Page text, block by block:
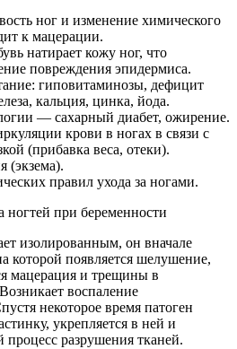
ног и изменение химического
к мацерации.
натирает кожу ног, что
повреждения эпидермиса.
гиповитаминозы, дефицит
кальция, цинка, йода.
— сахарный диабет, ожирение.
крови в ногах в связи с
(прибавка веса, отеки).
(экзема).
правил ухода за ногами.
изолированным, он вначале
которой появляется шелушение,
мацерация и трещины в
воспаление
некоторое время патоген
укрепляется в ней и
процесс разрушения тканей.